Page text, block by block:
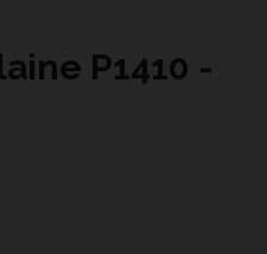
P1410 -